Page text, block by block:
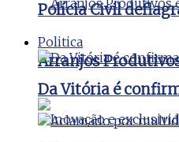
Arranjos
Polícia Civil
Politica
Da Vitória é